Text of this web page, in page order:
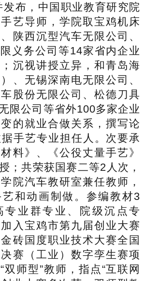
发布，中国职业教育研究院
艺导师，学院取宝鸡机床
陕西沉型汽车无限公司、
义务公司等14家省内企业
沉视讲授立异，和青岛海
、无锡深南电无限公司、
股份无限公司、松德刀具
限公司等省外100多家企业
的就业合做关系，撰写论
手艺专业担任人。次要承
料》、《公役丈量手艺》
；共荣获国赛二等2人次，
院汽车教研室兼任教师，
和动画制做。参编教材3
专业群专业、院级沉点专
入宝鸡市第九届创业大赛
砖国度职业技术大赛全国
赛（工业）数字孪生赛项
双师型”教师，指点“互联网